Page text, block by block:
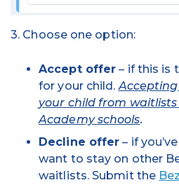
3. Choose one option:
Accept offer – if this is
for your child.
your child from
Academy schools.
Decline offer – if
want to stay on other
waitlists. Submit the